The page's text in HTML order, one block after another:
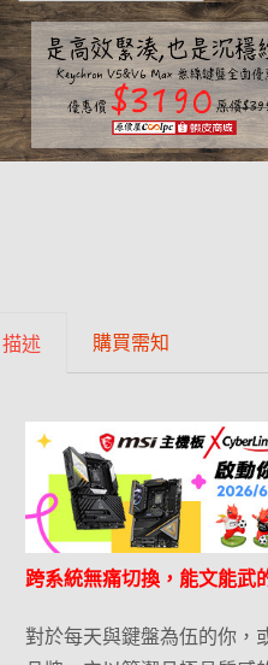
描述 購買需知
跨系統無痛切換，能文能武
對於每天與鍵盤為伍的你，